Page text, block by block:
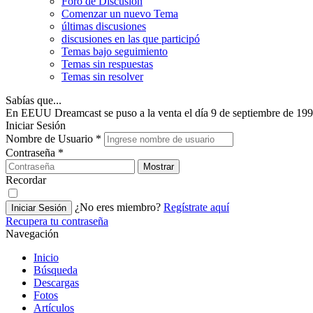
Comenzar un nuevo Tema
últimas discusiones
discusiones en las que participó
Temas bajo seguimiento
Temas sin respuestas
Temas sin resolver
Sabías que...
En EEUU Dreamcast se puso a la venta el día 9 de septiembre de
Iniciar Sesión
Nombre de Usuario *
Contraseña *
Mostrar
Recordar
Iniciar Sesión ¿No eres miembro? Regístrate aquí
Recupera tu contraseña
Navegación
Inicio
Búsqueda
Descargas
Fotos
Artículos